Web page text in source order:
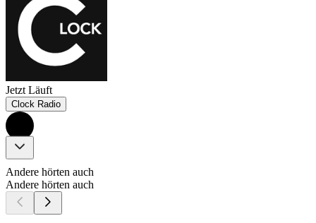
Jetzt Läuft
Clock Radio
Andere hörten auch
Andere hörten auch